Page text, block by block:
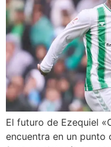
El futuro de Ezequiel
encuentra en un